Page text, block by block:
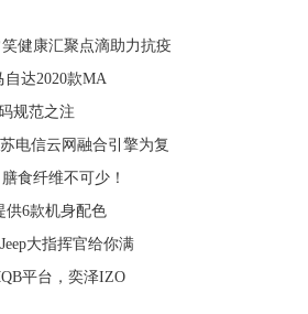
健康汇聚点滴助力抗疫
达2020款MA
规范之注
电信云网融合引擎为复
食纤维不可少！
供6款机身配色
大指挥官给你满
平台，奕泽IZO